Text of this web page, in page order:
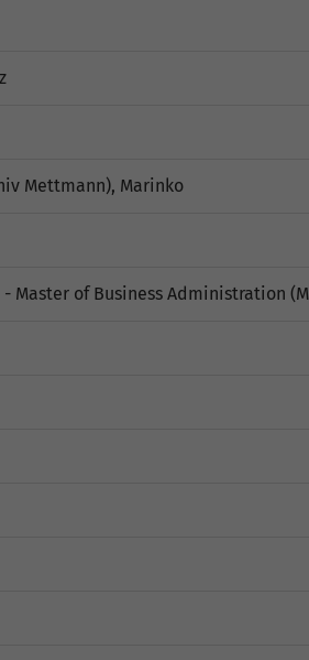
Mettmann), Marinko
Master of Business Administration